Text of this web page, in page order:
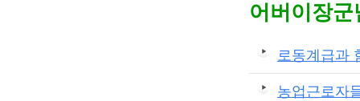
어버이장
로동계급과
농업근로자